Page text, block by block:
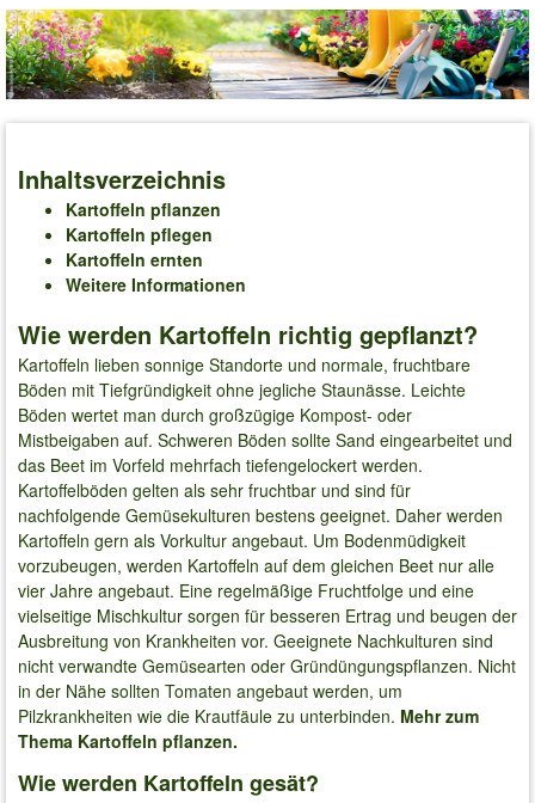
Inhaltsverzeichnis
Kartoffeln pflanzen
Kartoffeln pflegen
Kartoffeln ernten
Weitere Informationen
Wie werden Kartoffeln richtig gepflanzt?
Kartoffeln lieben sonnige Standorte und normale, fruchtbare
Böden mit Tiefgründigkeit ohne jegliche Staunässe. Leichte
Böden wertet man durch großzügige Kompost- oder
Mistbeigaben auf. Schweren Böden sollte Sand eingearbeitet und
das Beet im Vorfeld mehrfach tiefengelockert werden.
Kartoffelböden gelten als sehr fruchtbar und sind für
nachfolgende Gemüsekulturen bestens geeignet. Daher werden
Kartoffeln gern als Vorkultur angebaut. Um Bodenmüdigkeit
vorzubeugen, werden Kartoffeln auf dem gleichen Beet nur alle
vier Jahre angebaut. Eine regelmäßige Fruchtfolge und eine
vielseitige Mischkultur sorgen für besseren Ertrag und beugen der
Ausbreitung von Krankheiten vor. Geeignete Nachkulturen sind
nicht verwandte Gemüsearten oder Gründüngungspflanzen. Nicht
in der Nähe sollten Tomaten angebaut werden, um
Pilzkrankheiten wie die Krautfäule zu unterbinden. Mehr zum
Thema Kartoffeln pflanzen.
Wie werden Kartoffeln gesät?